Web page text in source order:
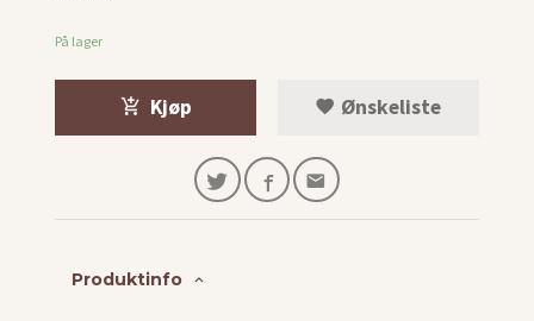
På lager
Kjøp Ønskeliste
Produktinfo